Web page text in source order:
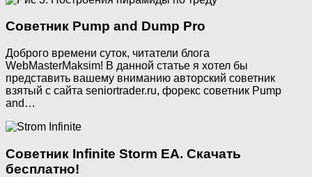
Советник Pump and Dump Pro
Доброго времени суток, читатели блога
WebMasterMaksim! В данной статье я хотел бы
представить вашему вниманию авторский советник
взятый с сайта seniortrader.ru, форекс советник Pump
and…
Советник Infinite Storm EA. Скачать
бесплатно!